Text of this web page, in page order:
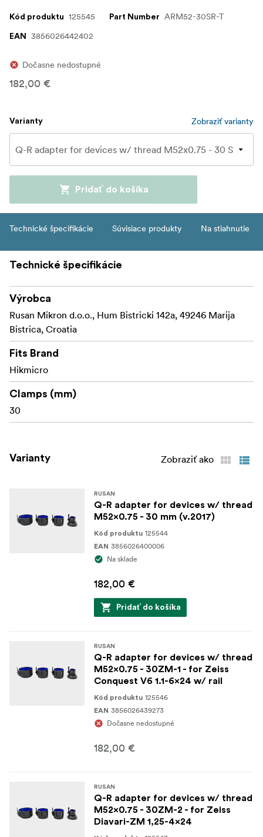
Kód produktu 125545 Part Number ARM52-30SR-T
EAN 3856026442402
Dočasne nedostupné
182,00 €
Varianty Zobraziť varianty
Pridať do košíka
Technické špecifikácie Súvisiace produkty Na stiahnutie
Technické špecifikácie
Výrobca
Rusan Mikron d.o.o., Hum Bistricki 142a, 49246 Marija
Bistrica, Croatia
Fits Brand
Hikmicro
Clamps (mm)
30
Varianty Zobraziť ako
RUSAN
Q-R adapter for devices w/ thread
M52x0.75 - 30 mm (v.2017)
Kód produktu 125544
EAN 3856026400006
Na sklade
182,00 €
Pridať do košíka
RUSAN
Q-R adapter for devices w/ thread
M52x0.75 - 30ZM-1 - for Zeiss
Conquest V6 1.1-6x24 w/ rail
Kód produktu 125546
EAN 3856026439273
Dočasne nedostupné
182,00 €
RUSAN
Q-R adapter for devices w/ thread
M52x0.75 - 30ZM-2 - for Zeiss
Diavari-ZM 1,25-4x24